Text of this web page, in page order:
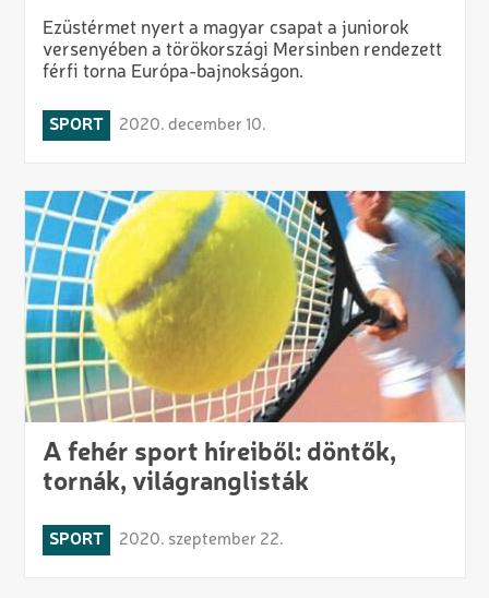
Ezüstérmet nyert a magyar csapat a juniorok
versenyében a törökországi Mersinben rendezett
férfi torna Európa-bajnokságon.
SPORT 2020. december 10.
A fehér sport híreiből: döntők,
tornák, világranglisták
SPORT 2020. szeptember 22.